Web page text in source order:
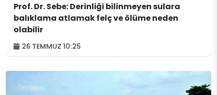
Prof. Dr. Sebe: Derinliği bilinmeyen sulara
balıklama atlamak felç ve ölüme neden
olabilir
26 TEMMUZ 10:25